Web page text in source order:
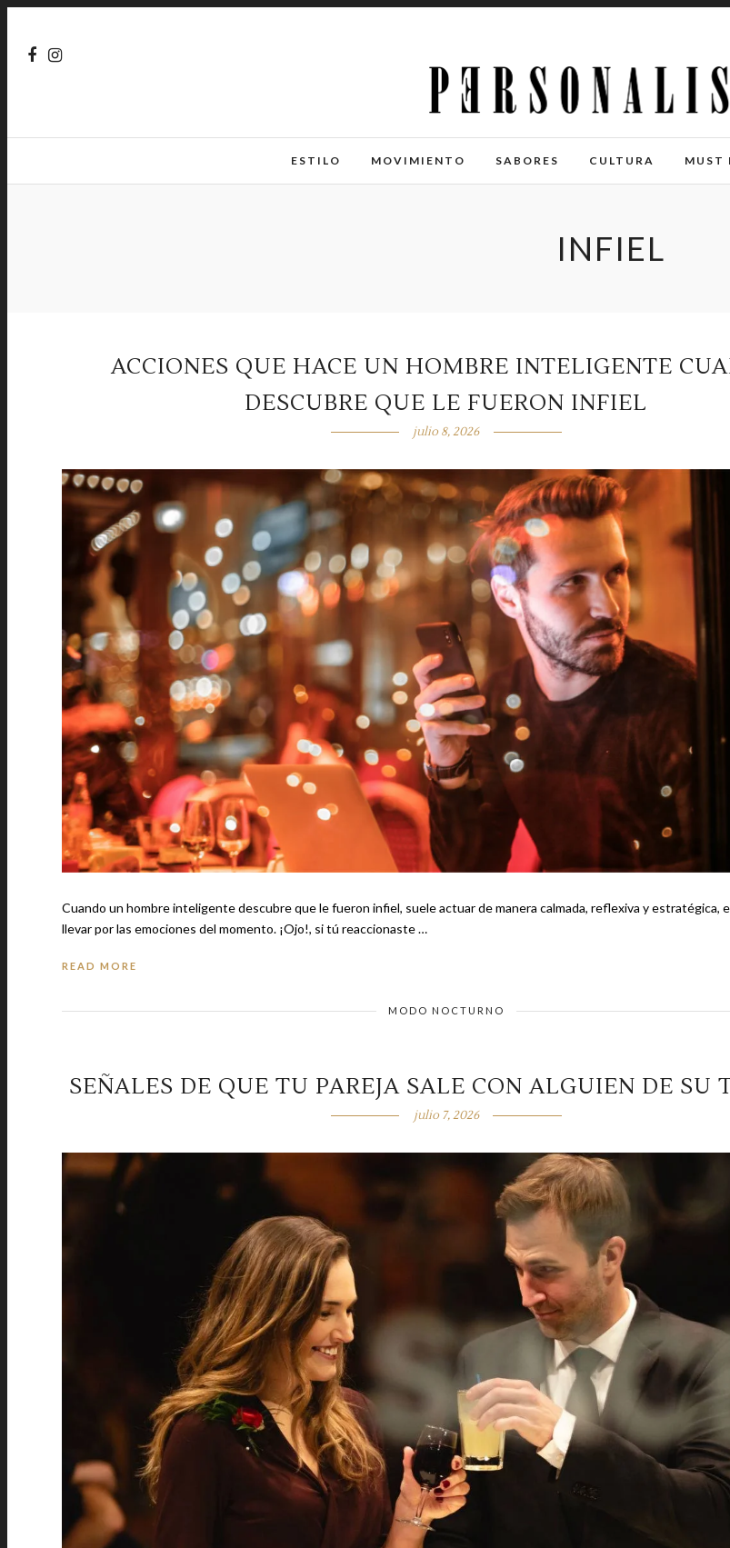
ESTILO MOVIMIENTO SABORES CULTURA MUST
INFIEL
ACCIONES QUE HACE UN HOMBRE INTELIGENTE
DESCUBRE QUE LE FUERON INFIEL
julio 8, 2026
Cuando un hombre inteligente descubre que le fueron infiel, suele actuar de manera calmada, reflexiva y estratégica,
llevar por las emociones del momento. ¡Ojo!, si tú reaccionaste …
READ MORE
MODO NOCTURNO
SEÑALES DE QUE TU PAREJA SALE CON ALGUIEN DE SU
julio 7, 2026